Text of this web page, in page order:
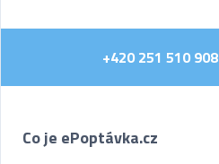
+420 251 510 908
Co je ePoptávka.cz